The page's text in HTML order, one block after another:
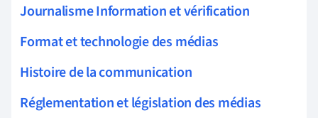
Journalisme Information et vérification
Format et technologie des médias
Histoire de la communication
Réglementation et législation des médias